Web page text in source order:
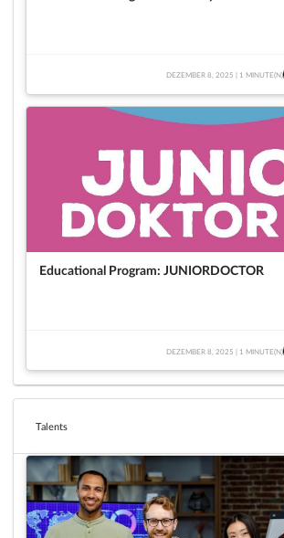
DEZEMBER 8, 2025 | 1 MINUTE(N)
Educational Program: JUNIORDOCTOR
DEZEMBER 8, 2025 | 1 MINUTE(N)
Talents